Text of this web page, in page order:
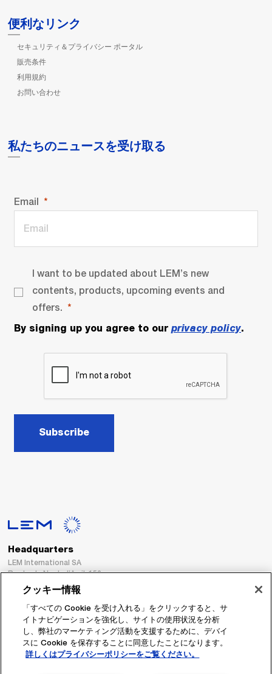
便利なリンク
セキュリティ＆プライバシー ポータル
販売条件
利用規約
お問い合わせ
私たちのニュースを受け取る
Email
I want to be updated about LEM’s new
contents, products, upcoming events and
offers.
By signing up you agree to our privacy policy.
Subscribe
Headquarters
LEM International SA
Route du Nant-d’Avril, 152
1217 Meyrin
Switzerland
Tel. :
+41 22 706 11 11
Fax : +41 22 794 94 78
クッキー情報
「すべての Cookie を受け入れる」をクリックすると、サ
イトナビゲーションを強化し、サイトの使用状況を分析
し、弊社のマーケティング活動を支援するために、デバイ
スに Cookie を保存することに同意したことになります。
詳しくはプライバシーポリシーをご覧ください。